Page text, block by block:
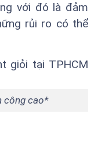
với đó là đảm
rủi ro có thể
công cao*